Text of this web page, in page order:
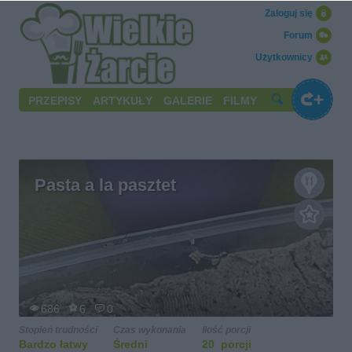
Użytkownicy
Forum
Zaloguj się
PRZEPISY ARTYKUŁY GALERIE FILMY
Pasta a la pasztet
686 6 0
Bardzo łatwy Średni 20 porcji